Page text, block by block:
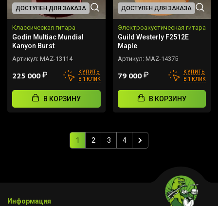
ДОСТУПЕН ДЛЯ ЗАКАЗА
Классическая гитара
Godin Multiac Mundial
Kanyon Burst
Артикул: MAZ-13114
225 000₽
КУПИТЬ
В 1 КЛИК
В КОРЗИНУ
ДОСТУПЕН ДЛЯ ЗАКАЗА
Электроакустическая гитара
Guild Westerly F2512E
Maple
Артикул: MAZ-14375
79 000₽
КУПИТЬ
В 1 КЛИК
В КОРЗИНУ
1 2 3 4
Информация